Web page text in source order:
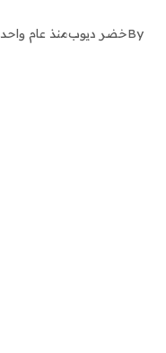
Byخضر ديوبمنذ عام واحد